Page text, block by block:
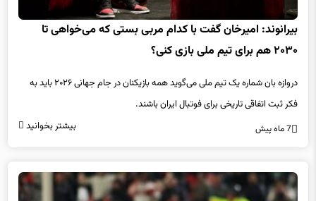
بیرانوند: امیرخان گفت با کدام مربی بستی که می‌خواهی تا
۲۰۳۰ هم برای تیم ملی بازی کنی؟
دروازه بان شماره یک تیم ملی می‌گوید همه بازیکنان در جام جهانی ۲۰۲۶ باید به
فکر ثبت اتفاقی تاریخی برای فوتبال ایران باشند.
7 ماه پیش بیشتر بخوانید